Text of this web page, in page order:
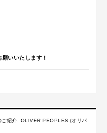
いいたします！
ご紹介, OLIVER PEOPLES (オリバ